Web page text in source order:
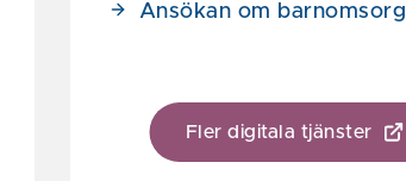
Ansökan om barnomsorg
Fler digitala tjänster